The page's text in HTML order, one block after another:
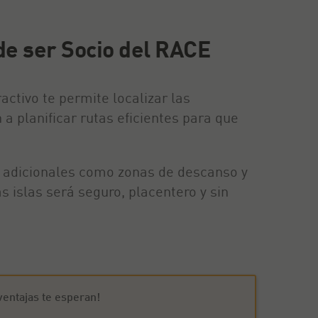
ser Socio del RACE
te permite localizar las
planificar rutas eficientes para que
como zonas de descanso y
islas será seguro, placentero y sin
te esperan!